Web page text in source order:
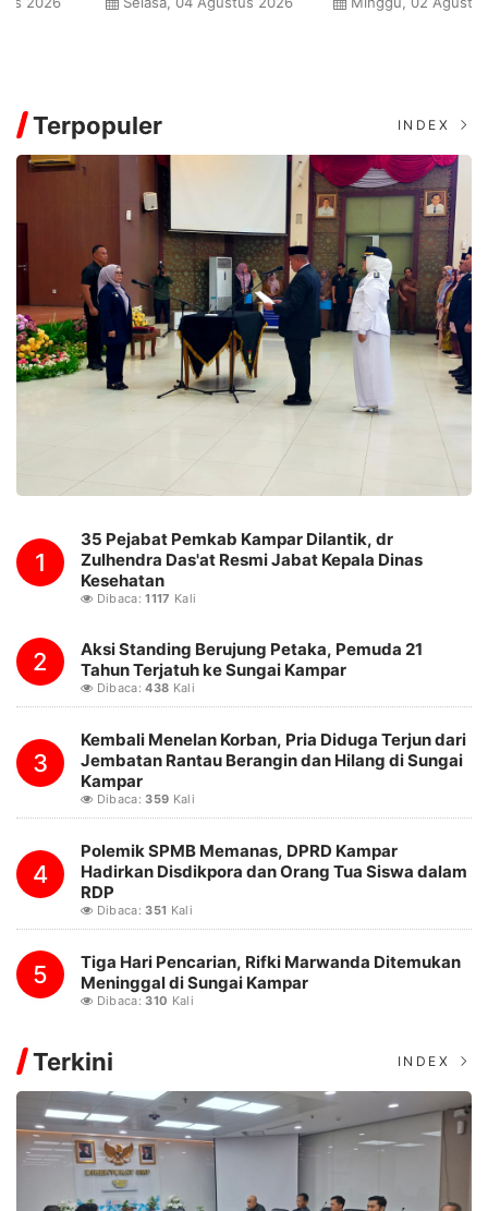
Prestasi Guru
Terpopuler INDEX
1
35 Pejabat Pemkab Kampar Dilantik, dr
Zulhendra Das'at Resmi Jabat Kepala Dinas
Kesehatan
Dibaca:1117 Kali
2
Aksi Standing Berujung Petaka, Pemuda 21
Tahun Terjatuh ke Sungai Kampar
Dibaca:438 Kali
3
Kembali Menelan Korban, Pria Diduga Terjun dari
Jembatan Rantau Berangin dan Hilang di Sungai
Kampar
Dibaca:359 Kali
4
Polemik SPMB Memanas, DPRD Kampar
Hadirkan Disdikpora dan Orang Tua Siswa dalam
RDP
Dibaca:351 Kali
5
Tiga Hari Pencarian, Rifki Marwanda Ditemukan
Meninggal di Sungai Kampar
Dibaca:310 Kali
Terkini INDEX